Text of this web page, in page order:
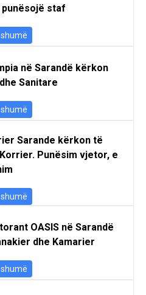
staf
shumë
në Sarandë kërkon
Sanitare
shumë
Sarande kërkon të
Punësim vjetor, e
shumë
OASIS në Sarandë
dhe Kamarier
shumë